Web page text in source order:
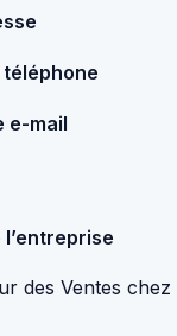
e-mail
des Ventes chez